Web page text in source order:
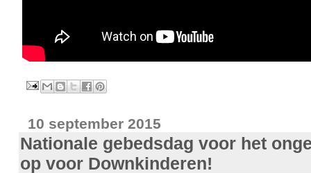
10 september 2015
Nationale gebedsdag voor het
op voor Downkinderen!